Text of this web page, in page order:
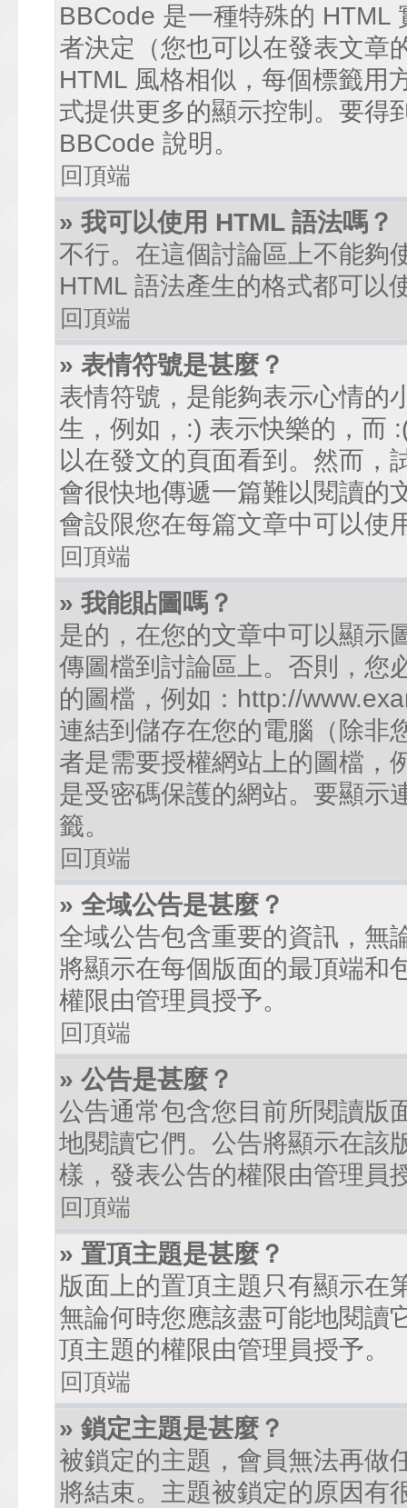
BBCode 是一種特殊的 HTML
者決定（您也可以在發表文章
HTML 風格相似，每個標籤用
式提供更多的顯示控制。要得
BBCode 說明。
回頂端
» 我可以使用 HTML 語法嗎？
不行。在這個討論區上不能夠
HTML 語法產生的格式都可以
回頂端
» 表情符號是甚麼？
表情符號，是能夠表示心情的
生，例如，:) 表示快樂的，而
以在發文的頁面看到。然而，
會很快地傳遞一篇難以閱讀的
會設限您在每篇文章中可以使
回頂端
» 我能貼圖嗎？
是的，在您的文章中可以顯示
傳圖檔到討論區上。否則，您
的圖檔，例如：http://
連結到儲存在您的電腦（除非
者是需要授權網站上的圖檔，
是受密碼保護的網站。要顯示
籤。
回頂端
» 全域公告是甚麼？
全域公告包含重要的資訊，無
將顯示在每個版面的最頂端和
權限由管理員授予。
回頂端
» 公告是甚麼？
公告通常包含您目前所閱讀版
地閱讀它們。公告將顯示在該
樣，發表公告的權限由管理員
回頂端
» 置頂主題是甚麼？
版面上的置頂主題只有顯示在
無論何時您應該盡可能地閱讀
頂主題的權限由管理員授予。
回頂端
» 鎖定主題是甚麼？
被鎖定的主題，會員無法再做
將結束。主題被鎖定的原因有